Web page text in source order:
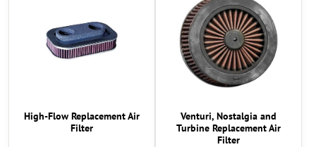
High-Flow Replacement Air
Filter
Venturi, Nostalgia and
Turbine Replacement Air
Filter